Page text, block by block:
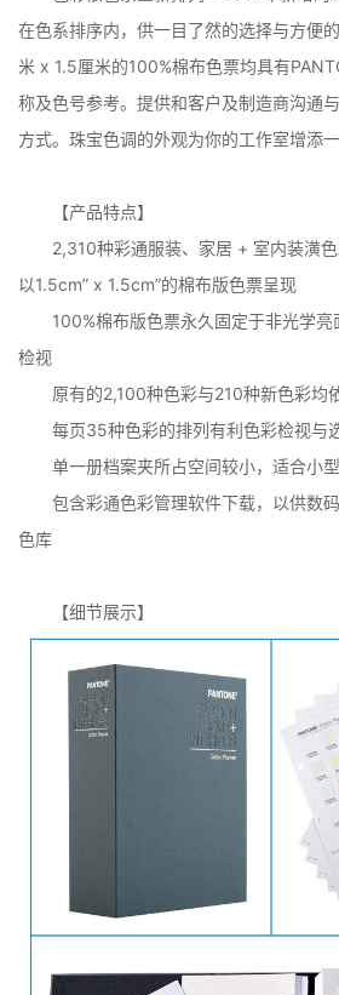
在色系排序内，供一目了然的选择与方便
米 x 1.5厘米的100%棉布色票均具有
称及色号参考。提供和客户及制造商沟通
方式。珠宝色调的外观为你的工作室增添一
【产品特点】
2,310种彩通服装、家居 + 室内装潢色
以1.5cm” x 1.5cm”的棉布版色票呈现
100%棉布版色票永久固定于非光学
检视
原有的2,100种色彩与210种新色彩均
每页35种色彩的排列有利色彩检视与
单一册档案夹所占空间较小，适合小
包含彩通色彩管理软件下载，以供数
色库
【细节展示】